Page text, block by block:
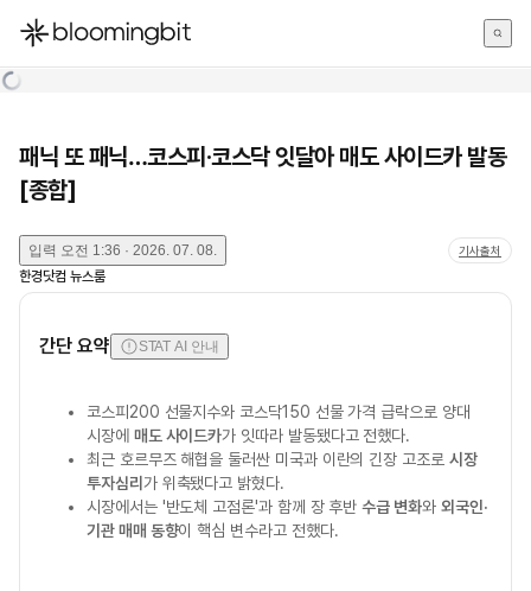
한국어
패닉 또 패닉…코스피·코스닥 잇달아 매도 사이드카 발동
[종합]
입력 오전 1:36 · 2026. 07. 08. 기사출처
한경닷컴 뉴스룸
간단 요약 STAT AI 안내
코스피200 선물지수와 코스닥150 선물 가격 급락으로 양대
시장에 매도 사이드카가 잇따라 발동됐다고 전했다.
최근 호르무즈 해협을 둘러싼 미국과 이란의 긴장 고조로 시장
투자심리가 위축됐다고 밝혔다.
시장에서는 '반도체 고점론'과 함께 장 후반수급 변화와 외국인·
기관 매매 동향이 핵심 변수라고 전했다.